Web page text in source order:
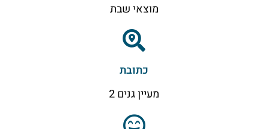
מוצאי שבת
כתובת
מעיין גנים 2